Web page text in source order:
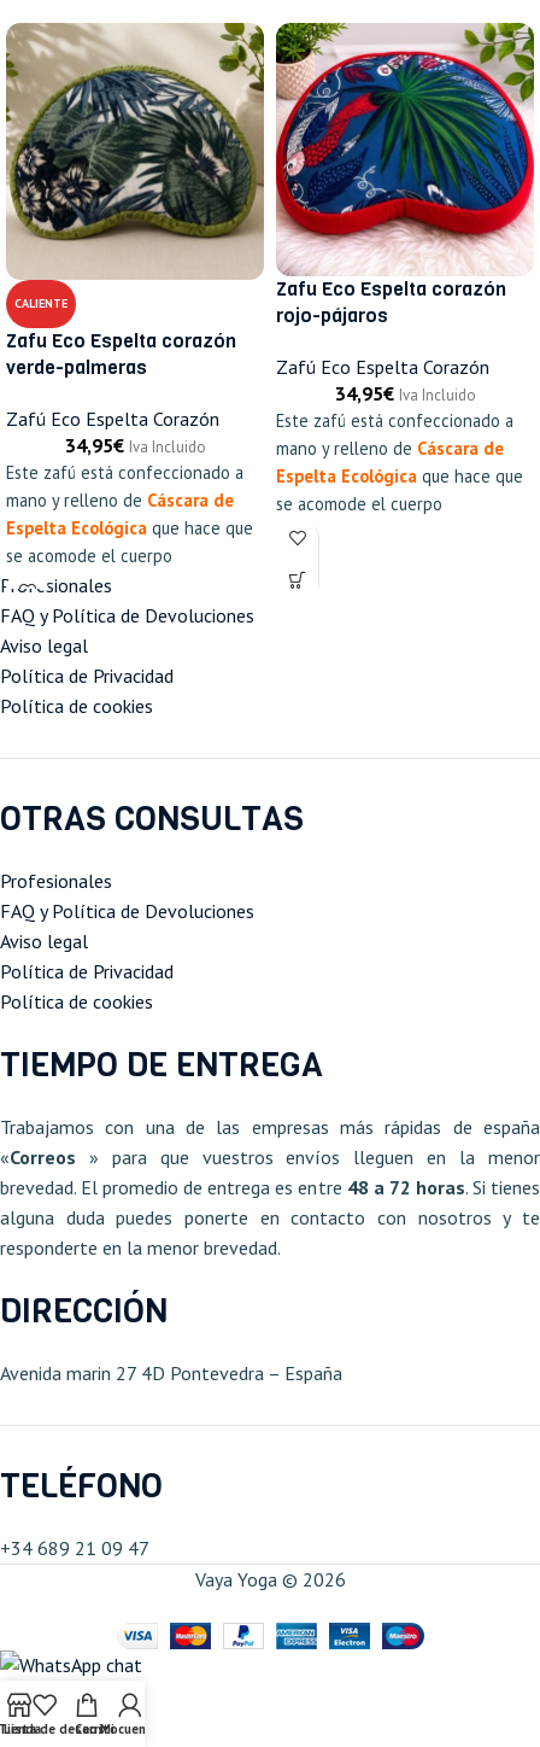
CALIENTE
Zafu Eco Espelta corazón
verde-palmeras
Zafú Eco Espelta Corazón
34,95€ Iva Incluido
Este zafú está confeccionado a
mano y relleno de Cáscara de
Espelta Ecológica que hace que
se acomode el cuerpo
mientras practicas meditación y
que puedas aguantar más tiempo
cómodo y relajado. También lo
puedes usar para sentaros en él,
mientras ves la tv o lees un libro.
Zafu Eco Espelta corazón
rojo-pájaros
Zafú Eco Espelta Corazón
34,95€ Iva Incluido
Este zafú está confeccionado a
mano y relleno de Cáscara de
Espelta Ecológica que hace que
se acomode el cuerpo
mientras practicas meditación y
cómodo y relajado. También lo
Profesionales
FAQ y Política de Devoluciones
Aviso legal
Política de Privacidad
Política de cookies
OTRAS CONSULTAS
Profesionales
FAQ y Política de Devoluciones
Aviso legal
Política de Privacidad
Política de cookies
TIEMPO DE ENTREGA
Trabajamos con una de las empresas más rápidas de españa
«Correos » para que vuestros envíos lleguen en la menor
brevedad. El promedio de entrega es entre 48 a 72 horas. Si tienes
alguna duda puedes ponerte en contacto con nosotros y te
responderte en la menor brevedad.
DIRECCIÓN
Avenida marin 27 4D Pontevedra – España​
TELÉFONO
+34 689 21 09 47​
Vaya Yoga © 2026
Lista de deseos
CarritoMi cuenta